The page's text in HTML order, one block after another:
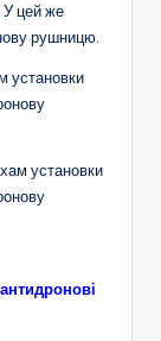
У цей же
рушницю.
установки
установки